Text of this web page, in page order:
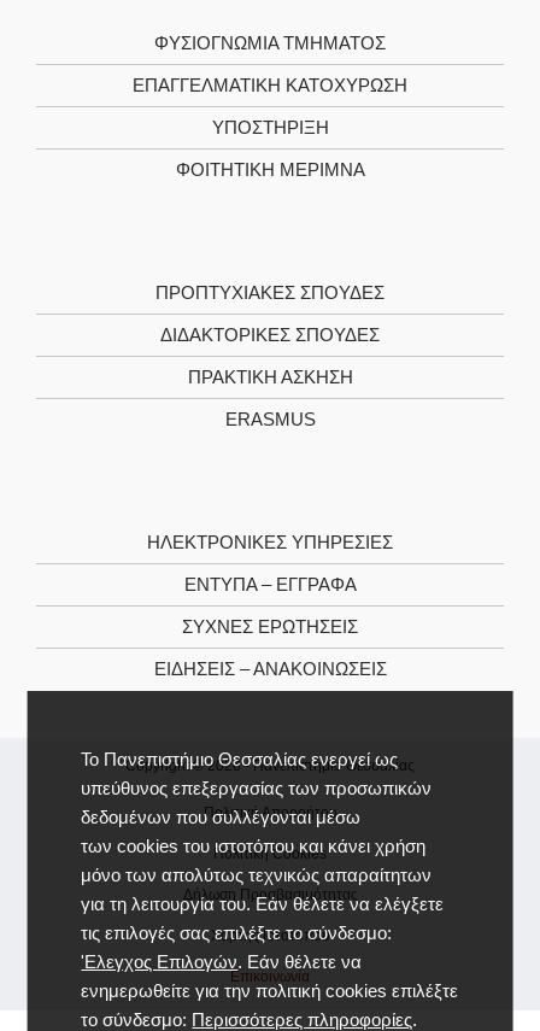
Το Πανεπιστήμιο Θεσσαλίας ενεργεί ως
υπεύθυνος επεξεργασίας των προσωπικών
δεδομένων που συλλέγονται μέσω
των cookies του ιστοτόπου και κάνει χρήση
μόνο των απολύτως τεχνικώς απαραίτητων
για τη λειτουργία του. Εάν θέλετε να ελέγξετε
τις επιλογές σας επιλέξτε το σύνδεσμο:
'Ελεγχος Επιλογών. Εάν θέλετε να
ενημερωθείτε για την πολιτική cookies επιλέξτε
το σύνδεσμο: Περισσότερες πληροφορίες.
ΦΥΣΙΟΓΝΩΜΙΑ ΤΜΗΜΑΤΟΣ
ΕΠΑΓΓΕΛΜΑΤΙΚΗ ΚΑΤΟΧΥΡΩΣΗ
ΥΠΟΣΤΗΡΙΞΗ
ΦΟΙΤΗΤΙΚΗ ΜΕΡΙΜΝΑ
ΠΡΟΠΤΥΧΙΑΚΕΣ ΣΠΟΥΔΕΣ
ΔΙΔΑΚΤΟΡΙΚΕΣ ΣΠΟΥΔΕΣ
ΠΡΑΚΤΙΚΗ ΑΣΚΗΣΗ
ERASMUS
ΗΛΕΚΤΡΟΝΙΚΕΣ ΥΠΗΡΕΣΙΕΣ
ΕΝΤΥΠΑ – ΕΓΓΡΑΦΑ
ΣΥΧΝΕΣ ΕΡΩΤΗΣΕΙΣ
ΕΙΔΗΣΕΙΣ – ΑΝΑΚΟΙΝΩΣΕΙΣ
Copyright © 2026 -Πανεπιστήμιο Θεσσαλίας
Πολιτική Απορρήτου
Πολιτική Cookies
Δήλωση Προσβασιμότητας
Χάρτης Ιστοτόπου
Επικοινωνία